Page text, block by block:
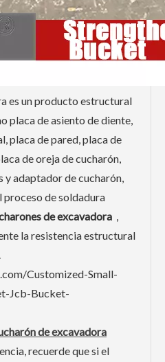
es un producto estructural
placa de asiento de diente,
placa de pared, placa de
de oreja de cucharón,
y adaptador de cucharón,
proceso de soldadura
de excavadora ,
la resistencia estructural
Customized-Small-
Jcb-Bucket-
de excavadora
recuerde que si el